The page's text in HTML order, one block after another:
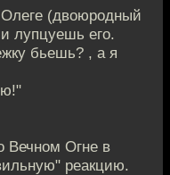
(двоюродный
лупцуешь его.
бьешь? , а я
Вечном Огне в
реакцию.